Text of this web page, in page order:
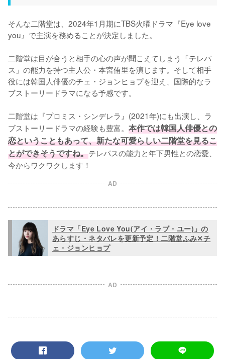
そんな二階堂は、2024年1月期にTBS火曜ドラマ『Eye love
you』で主演を務めることが決定しました。
二階堂は目が合うと相手の心の声が聞こえてしまう「テレパ
ス」の能力を持つ主人公・本宮侑里を演じます。そして相手
役には韓国人俳優のチェ・ジョンヒョプを迎え、国際的なラ
ブストーリードラマになる予感です。
二階堂は『プロミス・シンデレラ』(2021年)にも出演し、ラ
ブストーリードラマの経験も豊富。 本作では韓国人俳優との
恋ということもあって、新たな可愛らしい二階堂を見るこ
とができそうですね。テレパスの能力と年下男性との恋愛、
今からワクワクします！
AD
ドラマ「Eye Love You(アイ・ラブ・ユー)」の
あらすじ・ネタバレを更新予定！二階堂ふみ✕チ
ェ・ジョンヒョプ
AD